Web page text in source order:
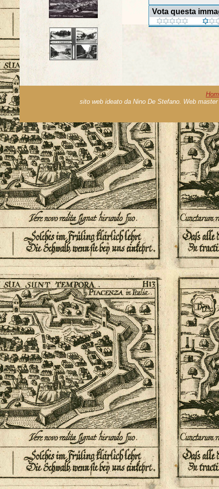
Vota questa
sito web ideato da Nino De Stefano. Web